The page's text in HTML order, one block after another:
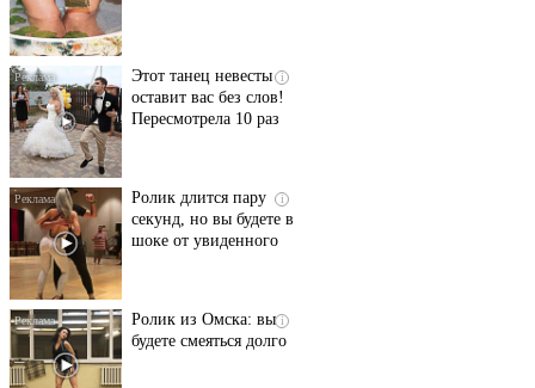
i
Этот танец невесты
оставит вас без слов!
Пересмотрела 10 раз
i
Ролик длится пару
секунд, но вы будете в
шоке от увиденного
i
Ролик из Омска: вы
будете смеяться долго